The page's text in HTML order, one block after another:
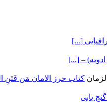
[...]
– [...]
کتاب حرز الامان مَن فَتَنِ
یابی